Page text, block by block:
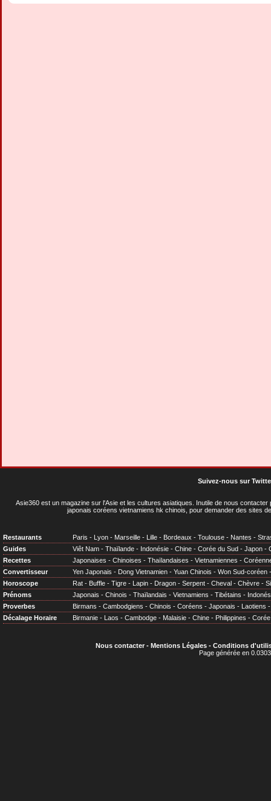
Suivez-nous sur
Asie360 est un magazine sur l'Asie et les cultures asiatiques . Inutile de nous
japonais coréens vietnamiens hk chinois, pour demander des sites
Restaurants Paris - Lyon - Marseille - Lille - Bordeaux - Toulouse - Nantes -
Guides
Viêt Nam - Thaïlande - Indonésie - Chine - Corée du Sud - Japon -
Recettes
Japonaises - Chinoises - Thaïlandaises - Vietnamiennes -
Convertisseur
Yen Japonais - Dong Vietnamien - Yuan Chinois - Won Sud-coréen
Horoscope
Rat - Buffle - Tigre - Lapin - Dragon - Serpent - Cheval - Chèvre -
Prénoms
Japonais - Chinois - Thaïlandais - Vietnamiens - Tibétains -
Proverbes
Birmans - Cambodgiens - Chinois - Coréens - Japonais - Laotiens
Décalage Horaire
Birmanie - Laos - Cambodge - Malaisie - Chine - Philippines - Corée
Nous contacter- Mentions Légales- Conditions
Page générée en